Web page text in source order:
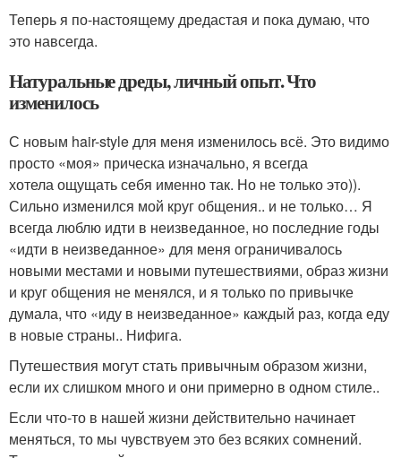
Теперь я по-настоящему дредастая и пока думаю, что
это навсегда.
Натуральные дреды, личный опыт. Что
изменилось
С новым hair-style для меня изменилось всё. Это видимо
просто «моя» прическа изначально, я всегда
хотела ощущать себя именно так. Но не только это)).
Сильно изменился мой круг общения.. и не только… Я
всегда люблю идти в неизведанное, но последние годы
«идти в неизведанное» для меня ограничивалось
новыми местами и новыми путешествиями, образ жизни
и круг общения не менялся, и я только по привычке
думала, что «иду в неизведанное» каждый раз, когда еду
в новые страны.. Нифига.
Путешествия могут стать привычным образом жизни,
если их слишком много и они примерно в одном стиле..
Если что-то в нашей жизни действительно начинает
меняться, то мы чувствуем это без всяких сомнений.